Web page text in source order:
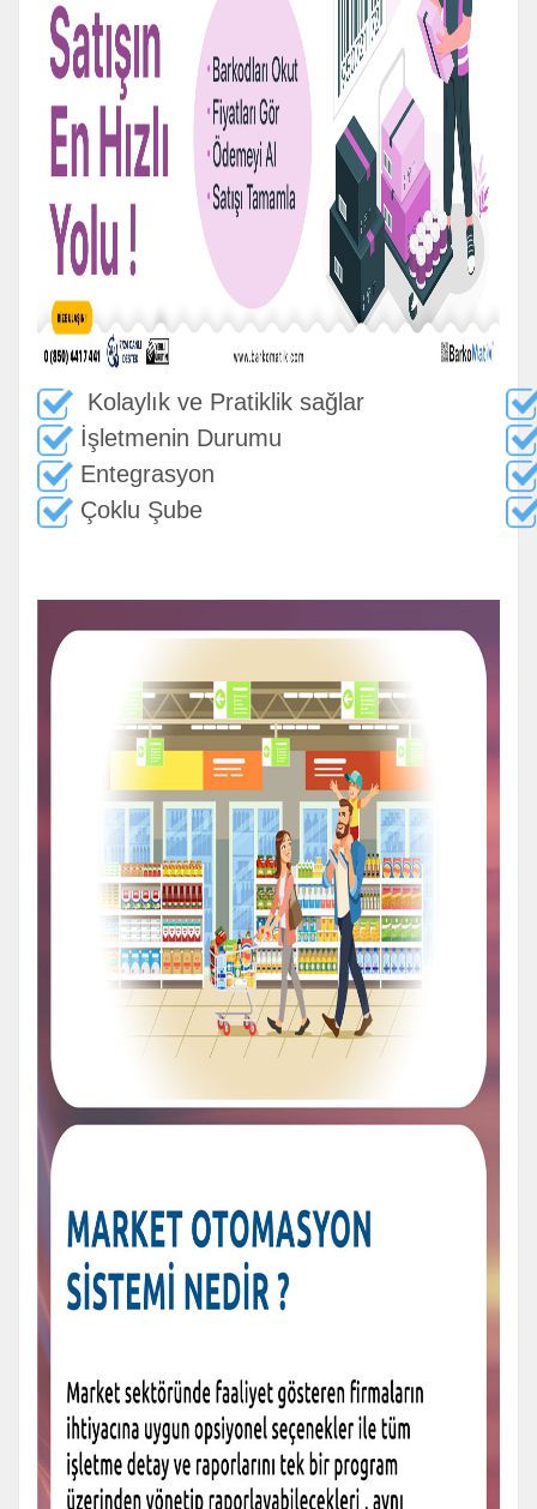
Kolaylık ve Pratiklik sağlar
İşletmenin Durumu
Entegrasyon
Çoklu Şube